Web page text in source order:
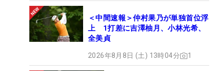
＜中間速報＞仲村果乃が単独首位浮
上 1打差に吉澤柚月、小林光希、
全美貞
2026年8月8日 (土) 13時04分 1